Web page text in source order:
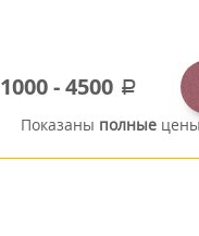
1000-4500 a
Показаны полные